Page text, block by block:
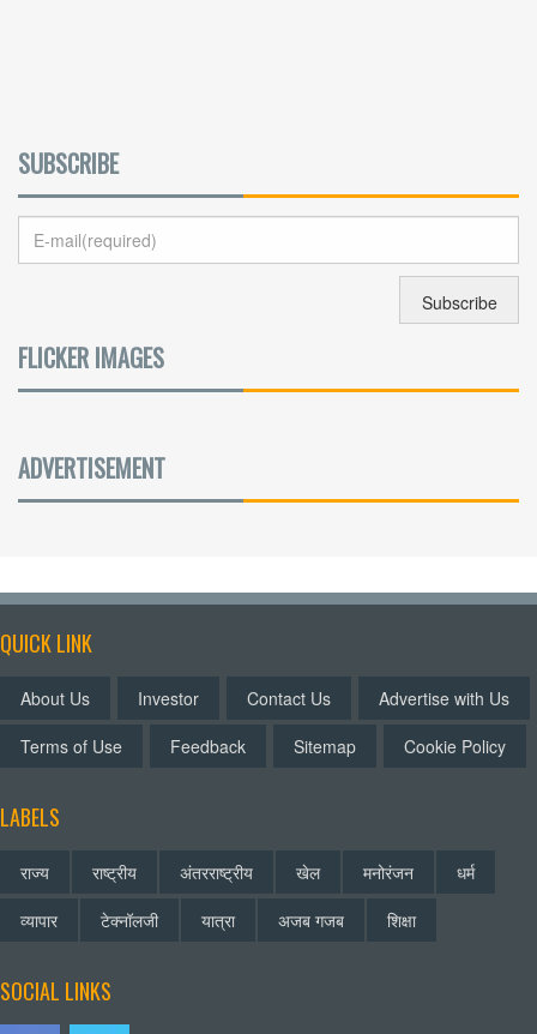
SUBSCRIBE
FLICKER IMAGES
ADVERTISEMENT
QUICK LINK
About Us Investor Contact Us
Advertise with Us
Terms of Use
Feedback Sitemap Cookie Policy
LABELS
राज्य राष्ट्रीय अंतरराष्ट्रीय खेल मनोरंजन
धर्म
व्यापार
टेक्नॉलजी यात्रा अजब गजब शिक्षा
SOCIAL LINKS